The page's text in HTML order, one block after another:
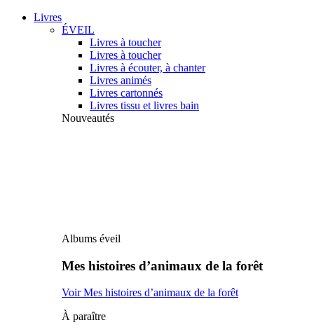
Livres
ÉVEIL
Livres à toucher
Livres à toucher
Livres à écouter, à chanter
Livres animés
Livres cartonnés
Livres tissu et livres bain
Nouveautés
Albums éveil
Mes histoires d’animaux de la forêt
Voir Mes histoires d’animaux de la forêt
À paraître